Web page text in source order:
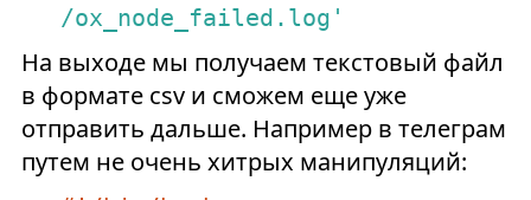
/ox_node_failed.log'
На выходе мы получаем текстовый файл
в формате csv и сможем еще уже
отправить дальше. Например в телеграм
путем не очень хитрых манипуляций: